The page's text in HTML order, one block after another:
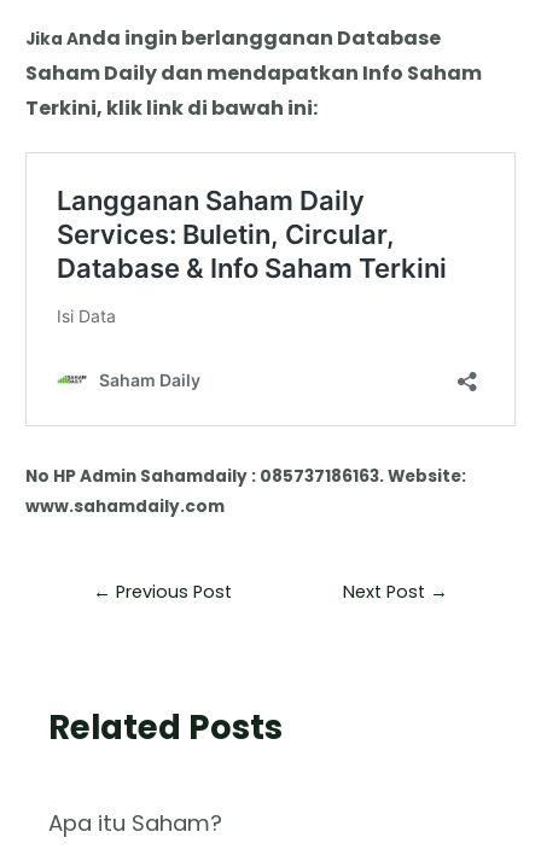
Jika Anda ingin berlangganan Database
Saham Daily dan mendapatkan Info Saham
Terkini, klik link di bawah ini:
No HP Admin Sahamdaily : 085737186163. Website:
www.sahamdaily.com
← Previous Post Next Post →
Related Posts
Apa itu Saham?